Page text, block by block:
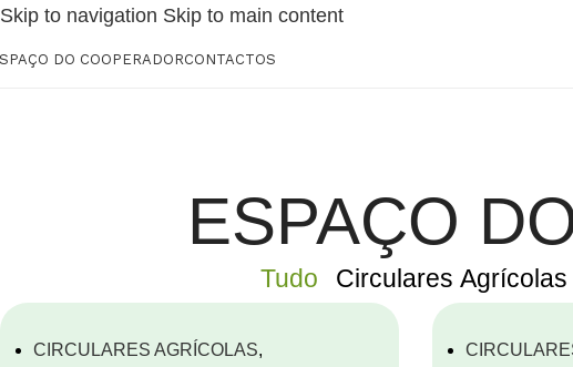
Skip to navigation Skip to main content
DO COOPERADORCONTACTOS
ESPAÇO
Circulares Agrícolas
Tudo
CIRCULARES AGRÍCOLAS,